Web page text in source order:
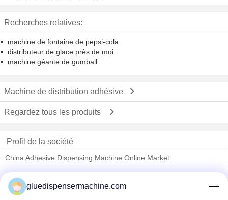
Recherches relatives:
machine de fontaine de pepsi-cola
distributeur de glace près de moi
machine géante de gumball
Machine de distribution adhésive
Regardez tous les produits
Profil de la société
China Adhesive Dispensing Machine Online Market
Trust Seal
Verified Suplier
gluedispensermachine.com